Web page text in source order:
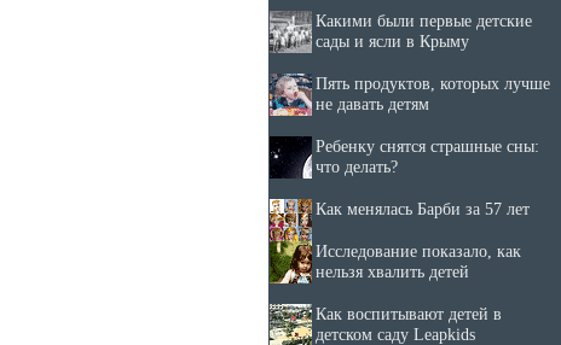
Какими были первые детские
сады и ясли в Крыму
Пять продуктов, которых лучше
не давать детям
Ребенку снятся страшные сны:
что делать?
Как менялась Барби за 57 лет
Исследование показало, как
нельзя хвалить детей
Как воспитывают детей в
детском саду Leapkids